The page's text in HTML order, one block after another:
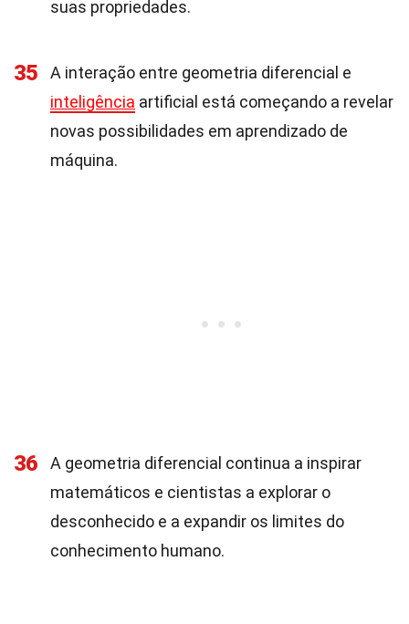
suas propriedades.
35
A interação entre geometria diferencial e
inteligência artificial está começando a revelar
novas possibilidades em aprendizado de
máquina.
36
A geometria diferencial continua a inspirar
matemáticos e cientistas a explorar o
desconhecido e a expandir os limites do
conhecimento humano.